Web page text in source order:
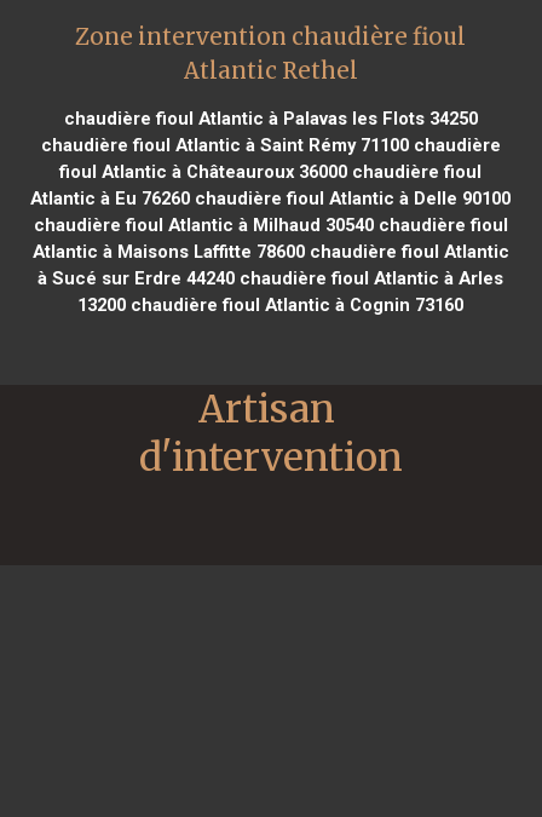
Zone intervention chaudière fioul
Atlantic Rethel
chaudière fioul Atlantic à Palavas les Flots 34250
chaudière fioul Atlantic à Saint Rémy 71100chaudière
fioul Atlantic à Châteauroux 36000 chaudière fioul
Atlantic à Eu 76260 chaudière fioul Atlantic à Delle 90100
chaudière fioul Atlantic à Milhaud 30540chaudière fioul
Atlantic à Maisons Laffitte 78600chaudière fioul Atlantic
à Sucé sur Erdre 44240 chaudière fioul Atlantic à Arles
13200 chaudière fioul Atlantic à Cognin 73160
Artisan
d'intervention